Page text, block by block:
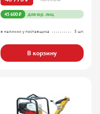
45 600 ₽ для юр. лиц
в наличии у поставщика 5 шт.
В корзину